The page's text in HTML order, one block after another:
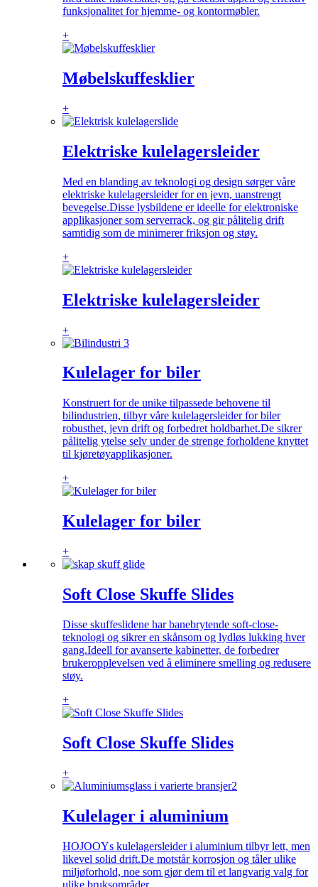
funksjonalitet for hjemme- og kontormøbler.
+
Møbelskuffesklier
+
Elektriske kulelagersleider
Med en blanding av teknologi og design sørger våre
elektriske kulelagersleider for en jevn, uanstrengt
bevegelse.Disse lysbildene er ideelle for elektroniske
applikasjoner som serverrack, og gir pålitelig drift
samtidig som de minimerer friksjon og støy.
+
Elektriske kulelagersleider
+
Kulelager for biler
Konstruert for de unike tilpassede behovene til
bilindustrien, tilbyr våre kulelagersleider for biler
robusthet, jevn drift og forbedret holdbarhet.De sikrer
pålitelig ytelse selv under de strenge forholdene knyttet
til kjøretøyapplikasjoner.
+
Kulelager for biler
+
Soft Close Skuffe Slides
Disse skuffeslidene har banebrytende soft-close-
teknologi og sikrer en skånsom og lydløs lukking hver
gang.Ideell for avanserte kabinetter, de forbedrer
brukeropplevelsen ved å eliminere smelling og redusere
støy.
+
Soft Close Skuffe Slides
+
Kulelager i aluminium
HOJOOYs kulelagersleider i aluminium tilbyr lett, men
likevel solid drift.De motstår korrosjon og tåler ulike
miljøforhold, noe som gjør dem til et langvarig valg for
ulike bruksområder.